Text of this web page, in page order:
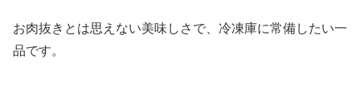
お肉抜きとは思えない美味しさで、冷凍庫に常備したい一
品です。